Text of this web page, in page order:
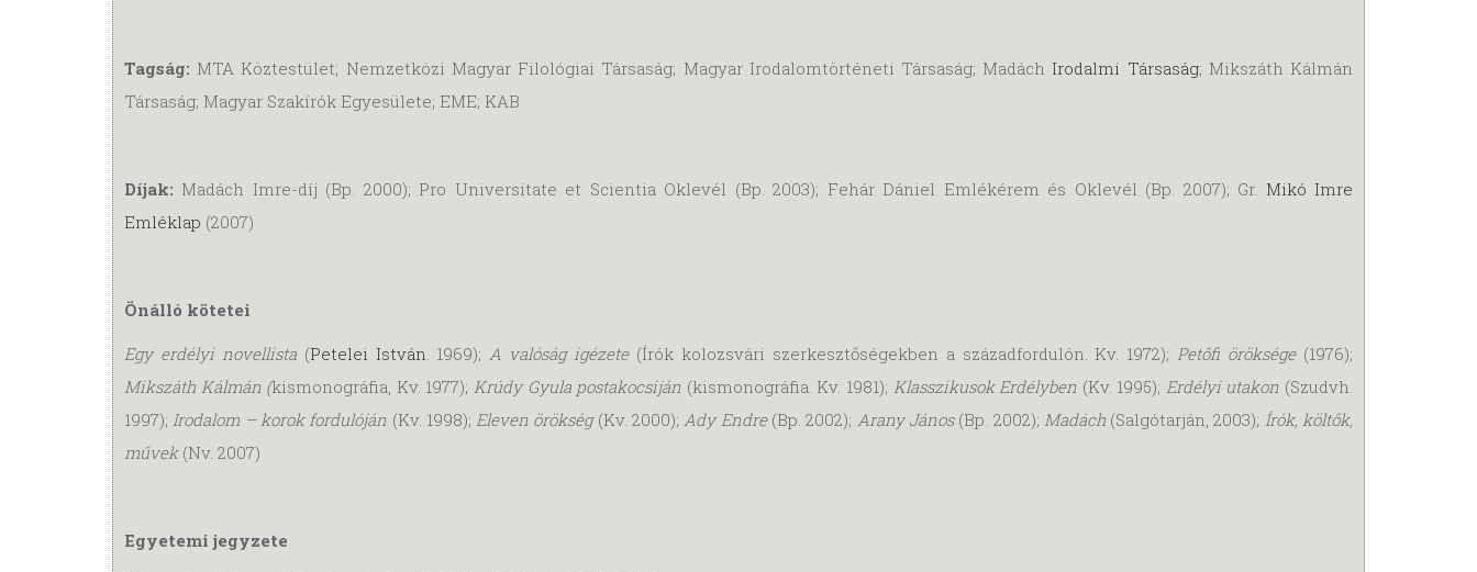
Tagság: MTA Köztestület; Nemzetközi Magyar Filológiai Társaság; Magyar Irodalomtörténeti Társaság; Madách Irodalmi Társaság; Mikszáth Kálmán
Társaság; Magyar Szakírók Egyesülete; EME; KAB
Díjak: Madách Imre-díj (Bp. 2000); Pro Universitate et Scientia Oklevél (Bp. 2003); Fehár Dániel Emlékérem és Oklevél (Bp. 2007); Gr. Mikó Imre
Emléklap (2007)
Önálló kötetei
Egy erdélyi novellista(Petelei István. 1969);A valóság igézete(Írók kolozsvári szerkesztőségekben a századfordulón. Kv. 1972);Petőfi öröksége(1976);
Mikszáth Kálmán (kismonográfia, Kv. 1977); Krúdy Gyula postakocsiján (kismonográfia. Kv. 1981); Klasszikusok Erdélyben (Kv. 1995); Erdélyi utakon (Szudvh.
1997);Irodalom – korok fordulóján (Kv. 1998);Eleven örökség(Kv. 2000);Ady Endre(Bp. 2002); Arany János(Bp. 2002); Madách(Salgótarján, 2003); Írók, költők,
művek(Nv. 2007)
Egyetemi jegyzete